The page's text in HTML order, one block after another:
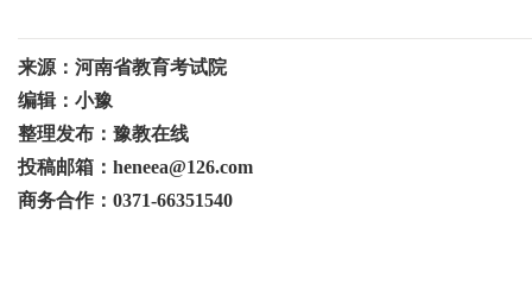
来源：河南省教育考试院
编辑：小豫
整理发布：豫教在线
投稿邮箱：heneea@126.com
商务合作：0371-66351540